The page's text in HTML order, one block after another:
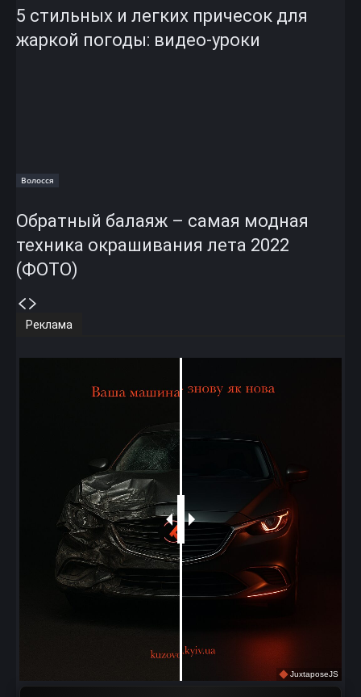
5 стильных и легких причесок для
жаркой погоды: видео-уроки
Волосся
Обратный балаяж – самая модная
техника окрашивания лета 2022
(ФОТО)
Реклама
JuxtaposeJS